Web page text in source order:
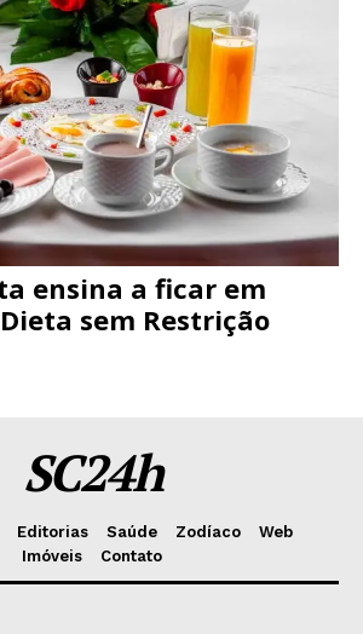
ensina a ficar em
sem Restrição
SC24h
Editorias Saúde Zodíaco
Web
Imóveis
Contato